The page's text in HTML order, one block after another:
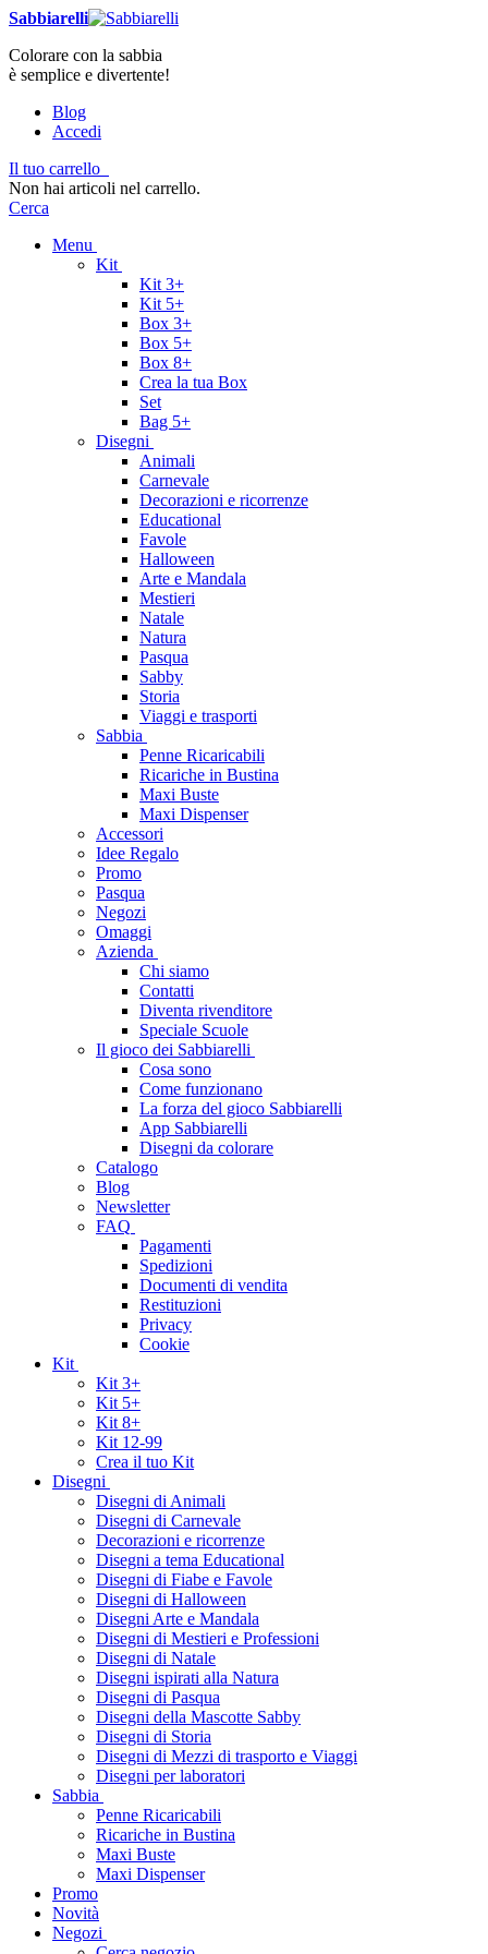
Sabbiarelli
Colorare con la sabbia
è semplice e divertente!
Blog
Accedi
Il tuo carrello
Non hai articoli nel carrello.
Cerca
Menu
Kit
Kit 3+
Kit 5+
Box 3+
Box 5+
Box 8+
Crea la tua Box
Set
Bag 5+
Disegni
Animali
Carnevale
Decorazioni e ricorrenze
Educational
Favole
Halloween
Arte e Mandala
Mestieri
Natale
Natura
Pasqua
Sabby
Storia
Viaggi e trasporti
Sabbia
Penne Ricaricabili
Ricariche in Bustina
Maxi Buste
Maxi Dispenser
Accessori
Idee Regalo
Promo
Pasqua
Negozi
Omaggi
Azienda
Chi siamo
Contatti
Diventa rivenditore
Speciale Scuole
Il gioco dei Sabbiarelli
Cosa sono
Come funzionano
La forza del gioco Sabbiarelli
App Sabbiarelli
Disegni da colorare
Catalogo
Blog
Newsletter
FAQ
Pagamenti
Spedizioni
Documenti di vendita
Restituzioni
Privacy
Cookie
Kit
Kit 3+
Kit 5+
Kit 8+
Kit 12-99
Crea il tuo Kit
Disegni
Disegni di Animali
Disegni di Carnevale
Decorazioni e ricorrenze
Disegni a tema Educational
Disegni di Fiabe e Favole
Disegni di Halloween
Disegni Arte e Mandala
Disegni di Mestieri e Professioni
Disegni di Natale
Disegni ispirati alla Natura
Disegni di Pasqua
Disegni della Mascotte Sabby
Disegni di Storia
Disegni di Mezzi di trasporto e Viaggi
Disegni per laboratori
Sabbia
Penne Ricaricabili
Ricariche in Bustina
Maxi Buste
Maxi Dispenser
Promo
Novità
Negozi